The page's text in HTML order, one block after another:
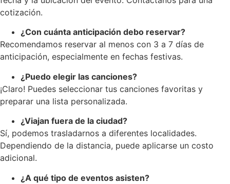
cotización.
¿Con cuánta anticipación debo reservar?
Recomendamos reservar al menos con 3 a 7 días de
anticipación, especialmente en fechas festivas.
¿Puedo elegir las canciones?
¡Claro! Puedes seleccionar tus canciones favoritas y
preparar una lista personalizada.
¿Viajan fuera de la ciudad?
Sí, podemos trasladarnos a diferentes localidades.
Dependiendo de la distancia, puede aplicarse un costo
adicional.
¿A qué tipo de eventos asisten?